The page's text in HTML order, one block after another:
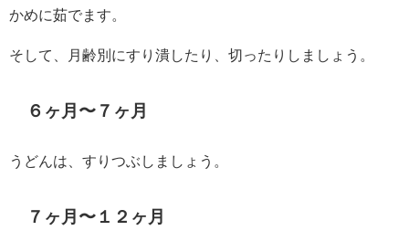
かめに茹でます。
そして、月齢別にすり潰したり、切ったりしましょう。
６ヶ月〜７ヶ月
うどんは、すりつぶしましょう。
７ヶ月〜１２ヶ月